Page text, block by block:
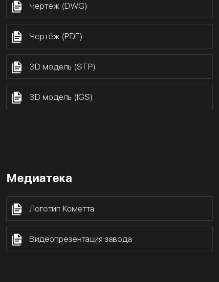
Чертёж (DWG)
Чертёж (PDF)
3D модель (STP)
3D модель (IGS)
Медиатека
Логотип Кометта
Видеопрезентация завода